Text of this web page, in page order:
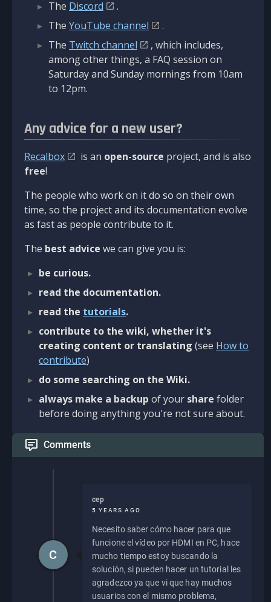
The Discord
.
The YouTube channel
.
The Twitch channel
, which includes,
among other things, a FAQ session on
Saturday and Sunday mornings from 10am
to 12pm.
Any advice for a new user?
Recalbox is an open-source project, and is also
free!
The people who work on it do so on their own
time, so the project and its documentation evolve
as fast as people contribute to it.
The best advice we can give you is:
be curious.
read the documentation.
read the tutorials.
contribute to the wiki, whether it's
creating content or translating (see How to
contribute)
do some searching on the Wiki.
always make a backup of your share folder
before doing anything you're not sure about.
Comments
cep
5 YEARS AGO
Necesito saber cómo hacer para que
funcione el vídeo por HDMI en PC, hace
mucho tiempo estoy buscando la
solución, si pueden hacer un tutorial les
agradezco ya que vi que hay muchos
usuarios con el mismo problema,
C